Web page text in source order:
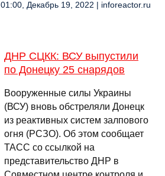
01:00, Декабрь 19, 2022 | inforeactor.ru
ДНР СЦКК: ВСУ выпустили
по Донецку 25 снарядов
Вооруженные силы Украины
(ВСУ) вновь обстреляли Донецк
из реактивных систем залпового
огня (РСЗО). Об этом сообщает
ТАСС со ссылкой на
представительство ДНР в